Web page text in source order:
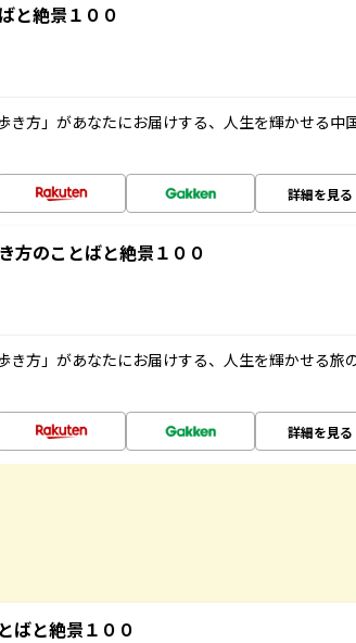
と絶景１００
き方」があなたにお届けする、人生を輝かせる中
詳細を見る
方のことばと絶景１００
き方」があなたにお届けする、人生を輝かせる旅
詳細を見る
ばと絶景１００